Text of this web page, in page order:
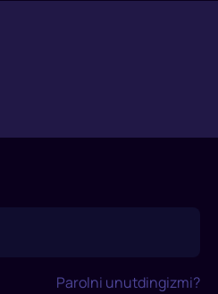
Parolni unutdingizmi?